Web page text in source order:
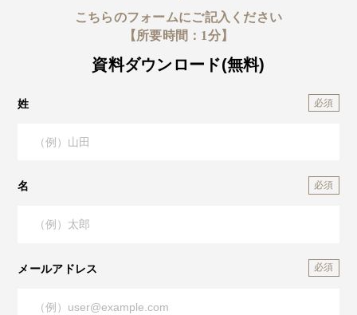
こちらのフォームにご記入ください
【所要時間：1分】
資料ダウンロード(無料)
姓
名
メールアドレス